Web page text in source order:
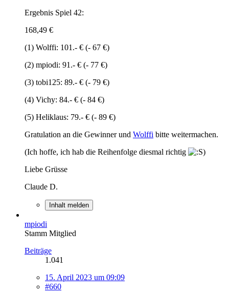
Ergebnis Spiel 42:
168,49 €
(1) Wolffi: 101.- € (- 67 €)
(2) mpiodi: 91.- € (- 77 €)
(3) tobi125: 89.- € (- 79 €)
(4) Vichy: 84.- € (- 84 €)
(5) Heliklaus: 79.- € (- 89 €)
Gratulation an die Gewinner und Wolffi bitte weitermachen.
(Ich hoffe, ich hab die Reihenfolge diesmal richtig
)
Liebe Grüsse
Claude D.
Inhalt melden
mpiodi
Stamm Mitglied
Beiträge
1.041
15. April 2023 um 09:09
#660